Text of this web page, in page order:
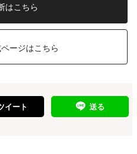
はこちら
ージはこちら
イート 送る